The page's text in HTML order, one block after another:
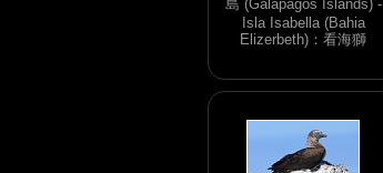
島 (Galapagos Islands) -
Isla Isabella (Bahia
Elizerbeth)：看海獅